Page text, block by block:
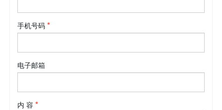
手机号码
电子邮箱
内 容